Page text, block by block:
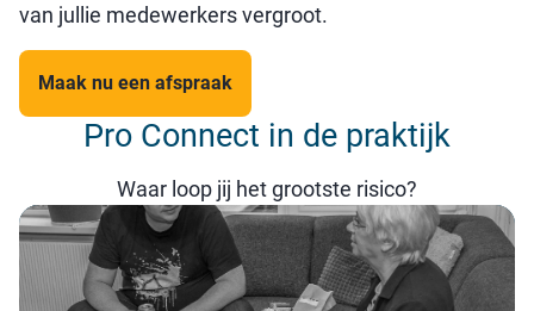
van jullie medewerkers vergroot.
Maak nu een afspraak
Pro Connect in de praktijk
Waar loop jij het grootste risico?